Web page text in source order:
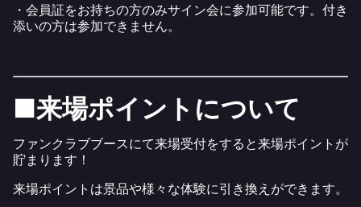
・会員証をお持ちの方のみサイン会に参加可能です。付き
添いの方は参加できません。
■来場ポイントについて
ファンクラブブースにて来場受付をすると来場ポイントが
貯まります！
来場ポイントは景品や様々な体験に引き換えができます。